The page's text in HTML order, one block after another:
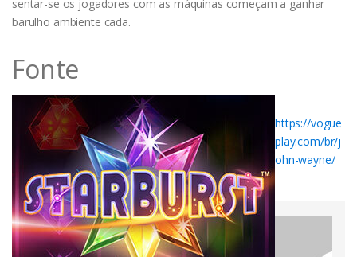
sentar-se os jogadores com as máquinas começam a ganhar
barulho ambiente cada.
Fonte
https://vogue
play.com/br/j
ohn-wayne/